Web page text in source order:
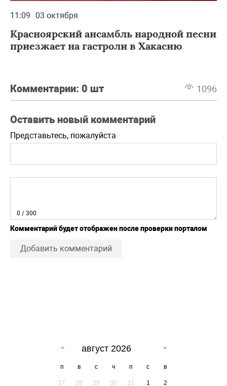
11:09 03 октября
Красноярский ансамбль народной песни
приезжает на гастроли в Хакасию
Комментарии: 0 шт 1096
Оставить новый комментарий
Представьтесь, пожалуйста
0 / 300
Комментарий будет отображен после проверки порталом
Добавить комментарий
август 2026
п в с ч п с в
27 28 29 30 31 1 2